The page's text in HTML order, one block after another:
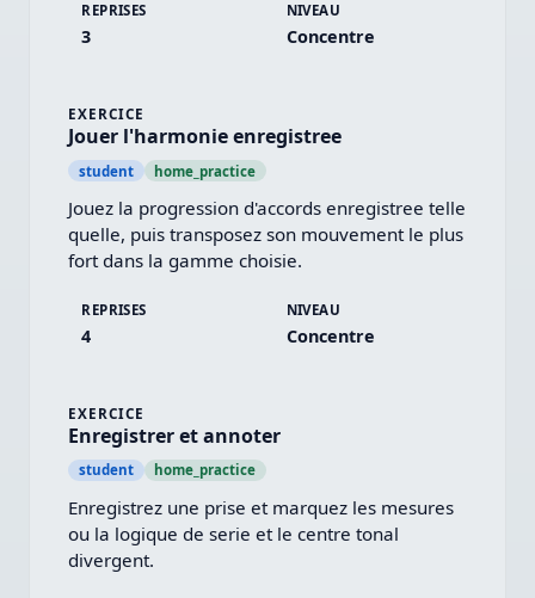
REPRISES
3
NIVEAU
Concentre
EXERCICE
Jouer l'harmonie enregistree
student home_practice
Jouez la progression d'accords enregistree telle
quelle, puis transposez son mouvement le plus
fort dans la gamme choisie.
REPRISES
4
NIVEAU
Concentre
EXERCICE
Enregistrer et annoter
student home_practice
Enregistrez une prise et marquez les mesures
ou la logique de serie et le centre tonal
divergent.